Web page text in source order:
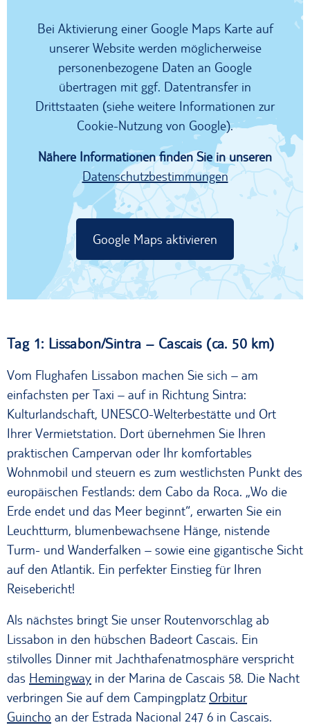
Bei Aktivierung einer Google Maps Karte auf
unserer Website werden möglicherweise
personenbezogene Daten an Google
übertragen mit ggf. Datentransfer in
Drittstaaten (siehe weitere Informationen zur
Cookie-Nutzung von Google).
Nähere Informationen finden Sie in unseren
Datenschutzbestimmungen
Google Maps aktivieren
Tag 1: Lissabon/Sintra – Cascais (ca. 50 km)
Vom Flughafen Lissabon machen Sie sich – am
einfachsten per Taxi – auf in Richtung Sintra:
Kulturlandschaft, UNESCO-Welterbestätte und Ort
Ihrer Vermietstation. Dort übernehmen Sie Ihren
praktischen Campervan oder Ihr komfortables
Wohnmobil und steuern es zum westlichsten Punkt des
europäischen Festlands: dem Cabo da Roca. „Wo die
Erde endet und das Meer beginnt“, erwarten Sie ein
Leuchtturm, blumenbewachsene Hänge, nistende
Turm- und Wanderfalken – sowie eine gigantische Sicht
auf den Atlantik. Ein perfekter Einstieg für Ihren
Reisebericht!
Als nächstes bringt Sie unser Routenvorschlag ab
Lissabon in den hübschen Badeort Cascais. Ein
stilvolles Dinner mit Jachthafenatmosphäre verspricht
das Hemingway in der Marina de Cascais 58. Die Nacht
verbringen Sie auf dem Campingplatz Orbitur
Guincho an der Estrada Nacional 247 6 in Cascais.